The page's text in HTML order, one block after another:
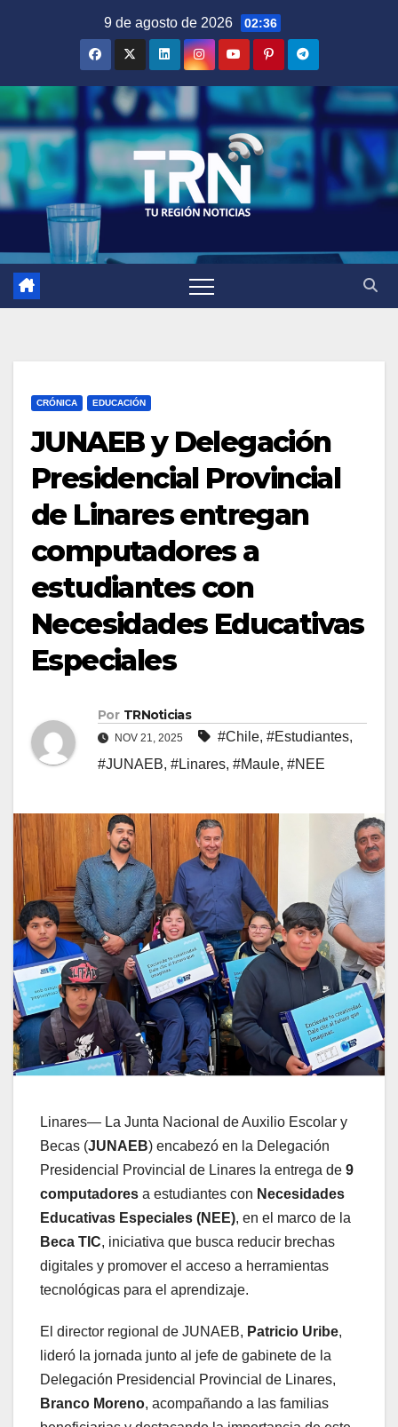
9 de agosto de 2026 02:36
CRÓNICA EDUCACIÓN
JUNAEB y Delegación
Presidencial Provincial
de Linares entregan
computadores a
estudiantes con
Necesidades Educativas
Especiales
Por TRNoticias
NOV 21, 2025 #Chile, #Estudiantes,
#JUNAEB, #Linares, #Maule, #NEE
Linares— La Junta Nacional de Auxilio Escolar y
Becas (JUNAEB) encabezó en la Delegación
Presidencial Provincial de Linares la entrega de 9
computadores a estudiantes con Necesidades
Educativas Especiales (NEE), en el marco de la
Beca TIC, iniciativa que busca reducir brechas
digitales y promover el acceso a herramientas
tecnológicas para el aprendizaje.
El director regional de JUNAEB, Patricio Uribe,
lideró la jornada junto al jefe de gabinete de la
Delegación Presidencial Provincial de Linares,
Branco Moreno, acompañando a las familias